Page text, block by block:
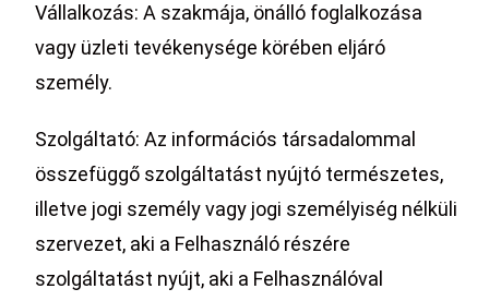
Vállalkozás: A szakmája, önálló foglalkozása
vagy üzleti tevékenysége körében eljáró
személy.
Szolgáltató: Az információs társadalommal
összefüggő szolgáltatást nyújtó természetes,
illetve jogi személy vagy jogi személyiség nélküli
szervezet, aki a Felhasználó részére
szolgáltatást nyújt, aki a Felhasználóval